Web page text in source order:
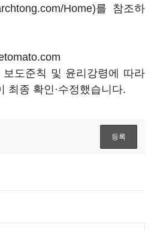
Home)를 참조하
도준칙 및 윤리강령에 따라
최종 확인·수정했습니다.